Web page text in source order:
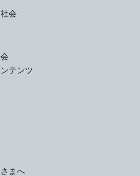
会
テンツ
まへ